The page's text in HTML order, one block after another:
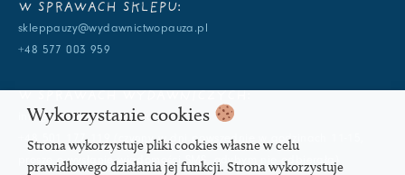
W SPRAWACH SKLEPU:
skleppauzy@wydawnictwopauza.pl
+48 577 003 959
info@wydawnictwopauza.pl
+48 501 177 119 (czynny w dni powszednie w godzinach 11-15,
proszę o wysłanie wiadomości SMS, gdybym nie odbierała)
Wykorzystanie cookies
Strona wykorzystuje pliki cookies własne w celu
prawidłowego działania jej funkcji. Strona wykorzystuje